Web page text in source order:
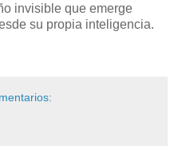
invisible que emerge
su propia inteligencia.